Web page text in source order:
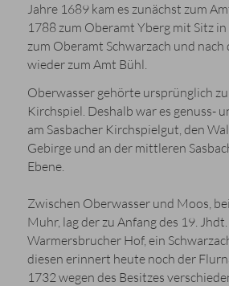
Jahre 1689 kam es zunächst zum
1788 zum Oberamt Yberg mit Sitz
zum Oberamt Schwarzach und
wieder zum Amt Bühl.
Oberwasser gehörte ursprünglich
Kirchspiel. Deshalb war es genuss-
am Sasbacher Kirchspielgut, den
Gebirge und an der mittleren
Ebene.
Zwischen Oberwasser und Moos,
Muhr, lag der zu Anfang des 19.
Warmersbrucher Hof, ein
diesen erinnert heute noch der
1732 wegen des Besitzes